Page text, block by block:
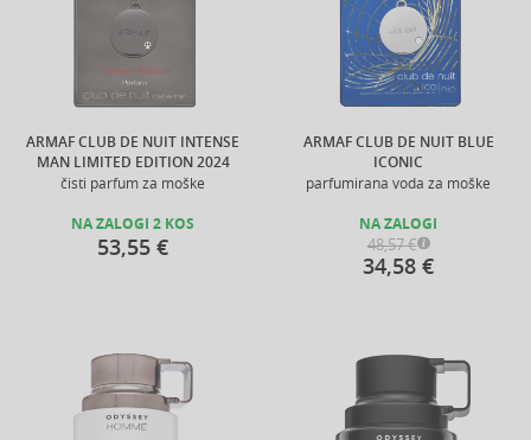
ARMAF CLUB DE NUIT INTENSE
MAN LIMITED EDITION 2024
čisti parfum za moške
NA ZALOGI 2 KOS
53,55 €
ARMAF CLUB DE NUIT BLUE
ICONIC
parfumirana voda za moške
NA ZALOGI
48,57 €
34,58 €